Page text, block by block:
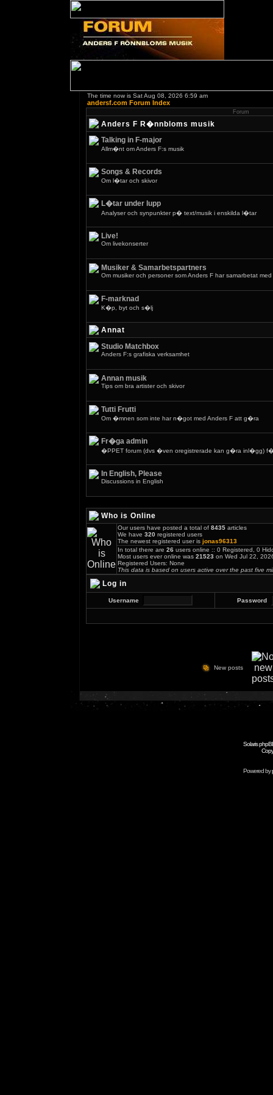
The time now is Sat Aug 08, 2026 6:59 am
andersf.com Forum Index
Forum
Anders F R�nnbloms musik
Talking in F-major
Allm�nt om Anders F:s musik
Songs & Records
Om l�tar och skivor
L�tar under lupp
Analyser och synpunkter p� text/musik i enskilda l�tar
Live!
Om livekonserter
Musiker & Samarbetspartners
Om musiker och personer som Anders F har samarbetat med
F-marknad
K�p, byt och s�lj
Annat
Studio Matchbox
Anders F:s grafiska verksamhet
Annan musik
Tips om bra artister och skivor
Tutti Frutti
Om �mnen som inte har n�got med Anders F att g�ra
Fr�ga admin
�PPET forum (dvs �ven oregistrerade kan g�ra inl�gg)
In English, Please
Discussions in English
Who is Online
Our users have posted a total of 8435 articles
We have 320 registered users
The newest registered user is jonas96313
In total there are 26 users online :: 0 Registered, 0
Most users ever online was 21523 on Wed Jul 22,
Registered Users: None
This data is based on users active over the past five
Log in
Username Password
New posts
Solaris
Powered by